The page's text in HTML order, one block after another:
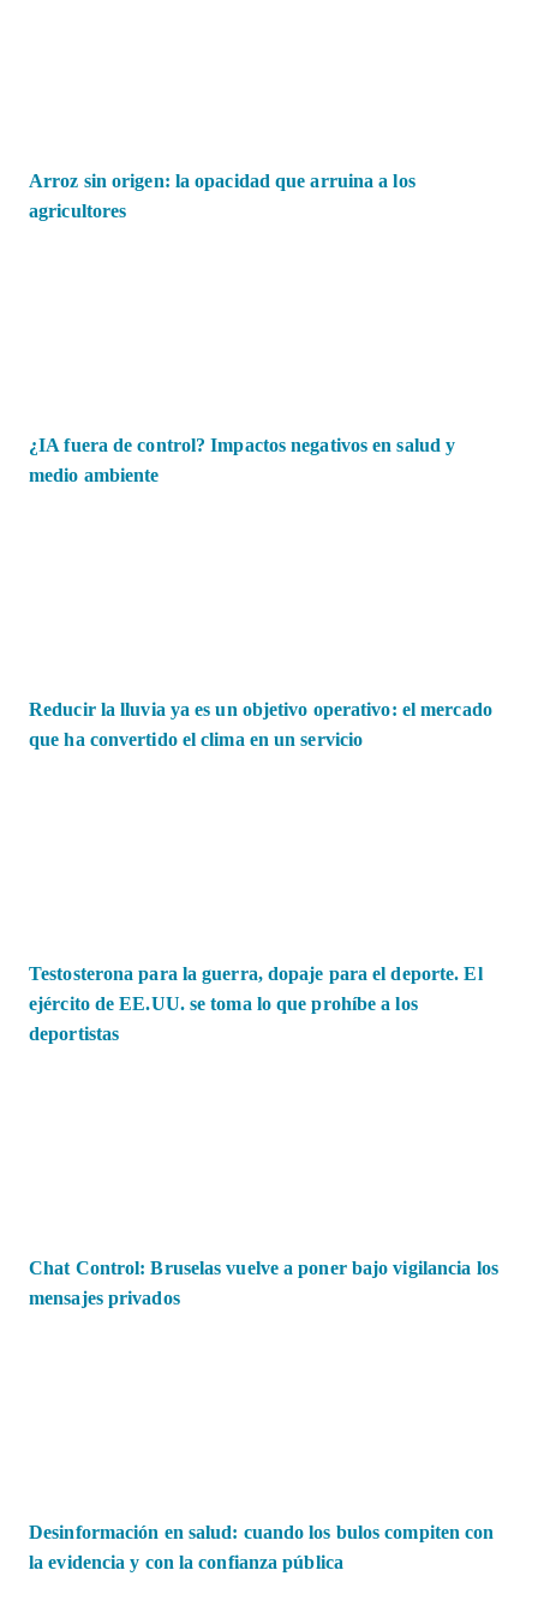
Arroz sin origen: la opacidad que arruina a los
agricultores
¿IA fuera de control? Impactos negativos en salud y
medio ambiente
Reducir la lluvia ya es un objetivo operativo: el mercado
que ha convertido el clima en un servicio
Testosterona para la guerra, dopaje para el deporte. El
ejército de EE.UU. se toma lo que prohíbe a los
deportistas
Chat Control: Bruselas vuelve a poner bajo vigilancia los
mensajes privados
Desinformación en salud: cuando los bulos compiten con
la evidencia y con la confianza pública